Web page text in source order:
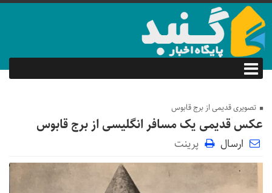
تصویری قدیمی از برج قابوس
عکس قدیمی یک مسافر انگلیسی از برج قابوس
ارسال پرینت